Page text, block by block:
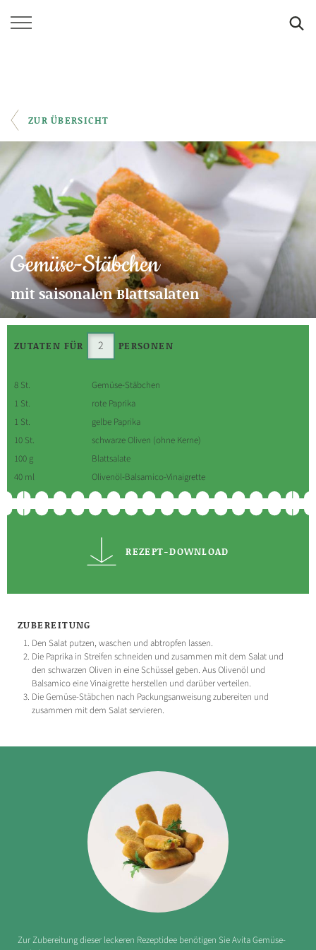
ZUR ÜBERSICHT
Gemüse-Stäbchen
mit saisonalen Blattsalaten
ZUTATEN FÜR PERSONEN
8 St.
Gemüse-Stäbchen
1 St.
rote Paprika
1 St.
gelbe Paprika
10 St.
schwarze Oliven (ohne Kerne)
100 g
Blattsalate
40 ml
Olivenöl-Balsamico-Vinaigrette
REZEPT-DOWNLOAD
Zur Zubereitung dieser leckeren Rezeptidee benötigen Sie Avita Gemüse-
ZUBEREITUNG
Den Salat putzen, waschen und abtropfen lassen.
Die Paprika in Streifen schneiden und zusammen mit dem Salat und
den schwarzen Oliven in eine Schüssel geben. Aus Olivenöl und
Balsamico eine Vinaigrette herstellen und darüber verteilen.
Die Gemüse-Stäbchen nach Packungsanweisung zubereiten und
zusammen mit dem Salat servieren.